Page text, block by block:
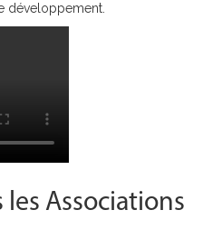
développement.
Associations